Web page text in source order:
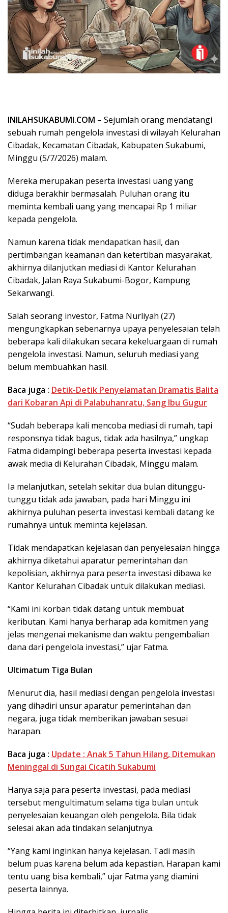
INILAHSUKABUMI.COM – Sejumlah orang mendatangi
sebuah rumah pengelola investasi di wilayah Kelurahan
Cibadak, Kecamatan Cibadak, Kabupaten Sukabumi,
Minggu (5/7/2026) malam.
Mereka merupakan peserta investasi uang yang
diduga berakhir bermasalah. Puluhan orang itu
meminta kembali uang yang mencapai Rp 1 miliar
kepada pengelola.
Namun karena tidak mendapatkan hasil, dan
pertimbangan keamanan dan ketertiban masyarakat,
akhirnya dilanjutkan mediasi di Kantor Kelurahan
Cibadak, Jalan Raya Sukabumi-Bogor, Kampung
Sekarwangi.
Salah seorang investor, Fatma Nurliyah (27)
mengungkapkan sebenarnya upaya penyelesaian telah
beberapa kali dilakukan secara kekeluargaan di rumah
pengelola investasi. Namun, seluruh mediasi yang
belum membuahkan hasil.
Baca juga : Detik-Detik Penyelamatan Dramatis Balita
dari Kobaran Api di Palabuhanratu, Sang Ibu Gugur
“Sudah beberapa kali mencoba mediasi di rumah, tapi
responsnya tidak bagus, tidak ada hasilnya,” ungkap
Fatma didampingi beberapa peserta investasi kepada
awak media di Kelurahan Cibadak, Minggu malam.
Ia melanjutkan, setelah sekitar dua bulan ditunggu-
tunggu tidak ada jawaban, pada hari Minggu ini
akhirnya puluhan peserta investasi kembali datang ke
rumahnya untuk meminta kejelasan.
Tidak mendapatkan kejelasan dan penyelesaian hingga
akhirnya diketahui aparatur pemerintahan dan
kepolisian, akhirnya para peserta investasi dibawa ke
Kantor Kelurahan Cibadak untuk dilakukan mediasi.
“Kami ini korban tidak datang untuk membuat
keributan. Kami hanya berharap ada komitmen yang
jelas mengenai mekanisme dan waktu pengembalian
dana dari pengelola investasi,” ujar Fatma.
Ultimatum Tiga Bulan
Menurut dia, hasil mediasi dengan pengelola investasi
yang dihadiri unsur aparatur pemerintahan dan
negara, juga tidak memberikan jawaban sesuai
harapan.
Baca juga : Update : Anak 5 Tahun Hilang, Ditemukan
Meninggal di Sungai Cicatih Sukabumi
Hanya saja para peserta investasi, pada mediasi
tersebut mengultimatum selama tiga bulan untuk
penyelesaian keuangan oleh pengelola. Bila tidak
selesai akan ada tindakan selanjutnya.
“Yang kami inginkan hanya kejelasan. Tadi masih
belum puas karena belum ada kepastian. Harapan kami
tentu uang bisa kembali,” ujar Fatma yang diamini
peserta lainnya.